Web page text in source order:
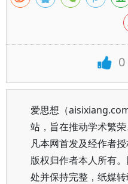
0
爱思想（
站，旨在推动学术繁荣
凡本网首发及经作者
版权归作者本人所有
处并保持完整，纸媒